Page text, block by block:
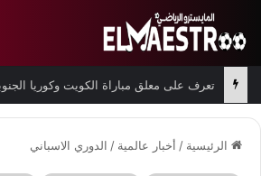
الرئيسية / أخبار عالمية / الدوري الاسباني